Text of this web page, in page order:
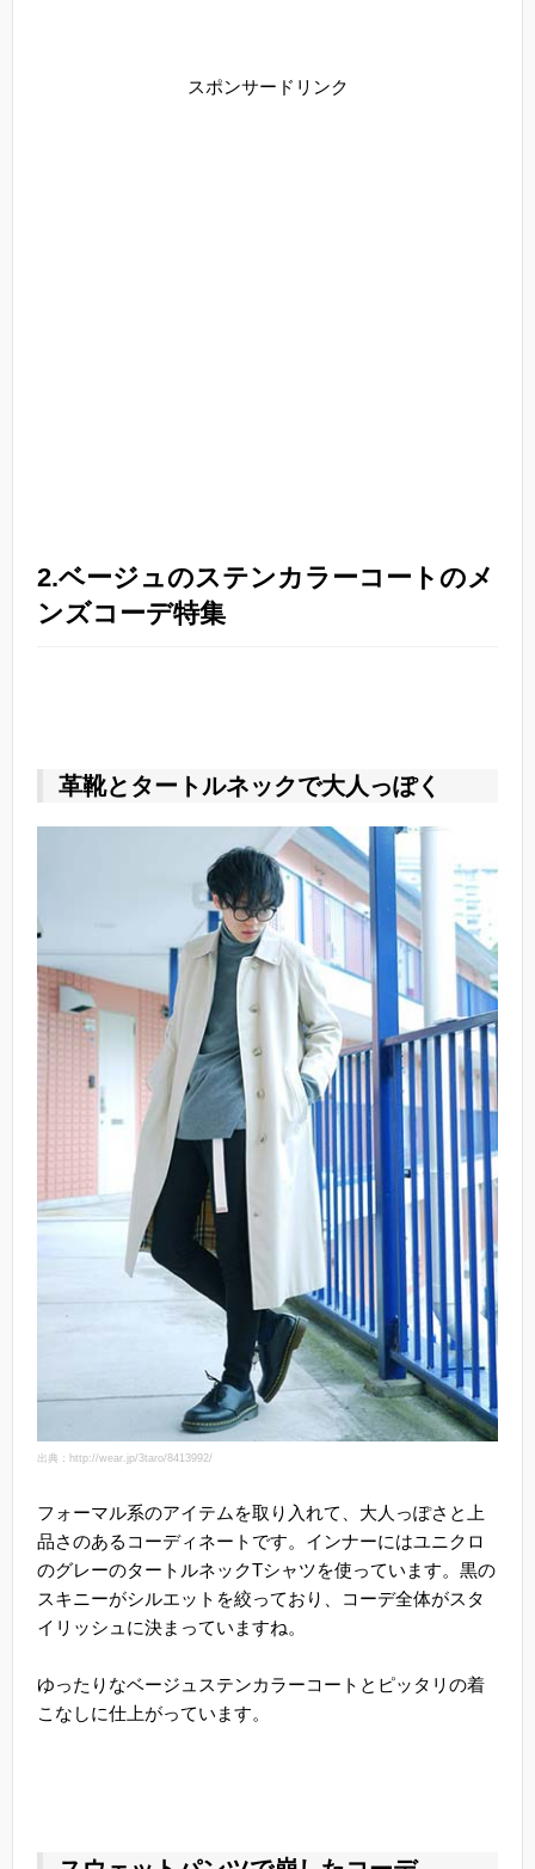
スポンサードリンク
2.ベージュのステンカラーコートのメ
ンズコーデ特集
革靴とタートルネックで大人っぽく
出典：http://wear.jp/3taro/8413992/
フォーマル系のアイテムを取り入れて、大人っぽさと上
品さのあるコーディネートです。インナーにはユニクロ
のグレーのタートルネックTシャツを使っています。黒の
スキニーがシルエットを絞っており、コーデ全体がスタ
イリッシュに決まっていますね。
ゆったりなベージュステンカラーコートとピッタリの着
こなしに仕上がっています。